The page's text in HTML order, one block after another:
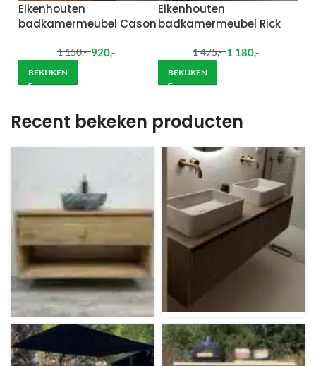
Eikenhouten
badkamermeubel Cason
1 150,- 920,-
BEKIJKEN
Eikenhouten
badkamermeubel Rick
1 475,- 1 180,-
BEKIJKEN
Recent bekeken producten